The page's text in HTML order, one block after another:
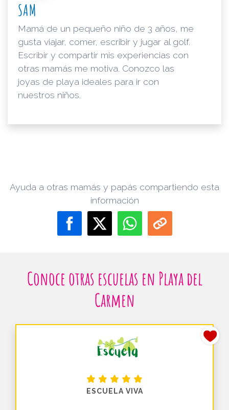
SAM
Mamá de un pequeño niño de 3 años, me
gusta viajar, comer, escribir y jugar al golf.
Escribir y compartir mis experiencias con
otras mamás me motiva. Conozco las
joyas de playa ideales para ir con
nuestros niños.
Ayuda a otras mamás y papás compartiendo esta
información
Conoce otras escuelas en Playa del
Carmen
ESCUELA VIVA